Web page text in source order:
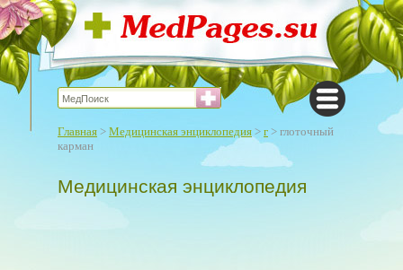
Главная > Медицинская энциклопедия > г > глоточный
карман
Медицинская энциклопедия